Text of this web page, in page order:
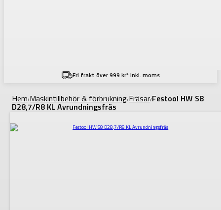
Fri frakt över 999 kr* inkl. moms
Hem/Maskintillbehör & förbrukning/Fräsar/Festool HW S8
D28,7/R8 KL Avrundningsfräs